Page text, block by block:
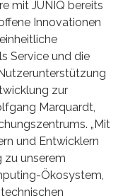
mit JUNIQ bereits
Innovationen
Service und die
zur
Marquardt,
„Mit
und Entwicklern
zu unserem
Ökosystem,